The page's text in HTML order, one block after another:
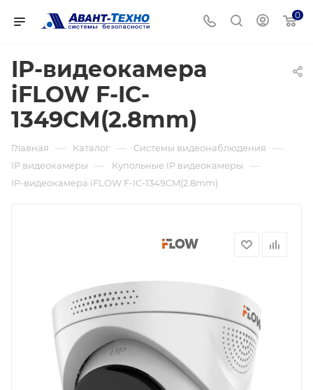
0
IP-видеокамера
iFLOW F-IC-
1349CM(2.8mm)
Главная — Каталог — Системы видеонаблюдения —
IP видеокамеры — Купольные IP видеокамеры —
IP-видеокамера iFLOW F-IC-1349CM(2.8mm)